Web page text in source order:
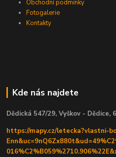
Obchodní podmínky
Fotogalerie
Kontakty
Kde nás najdete
Dědická 547/29, Vyškov - Dědice,
https://mapy.cz/letecka?vlastni-